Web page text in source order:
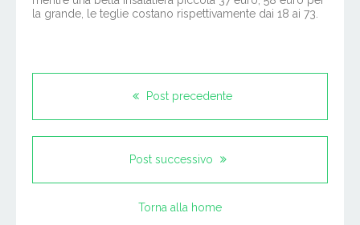
la grande, le teglie costano rispettivamente dai 18 ai 73.
Post precedente
Post successivo
Torna alla home